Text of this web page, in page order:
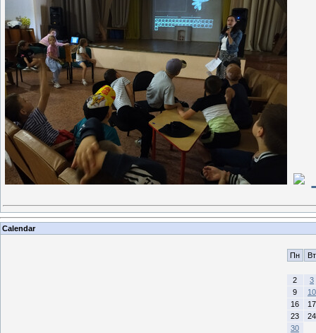
Calendar
Пн Вт
2
3
9
10
16
17
23
24
30